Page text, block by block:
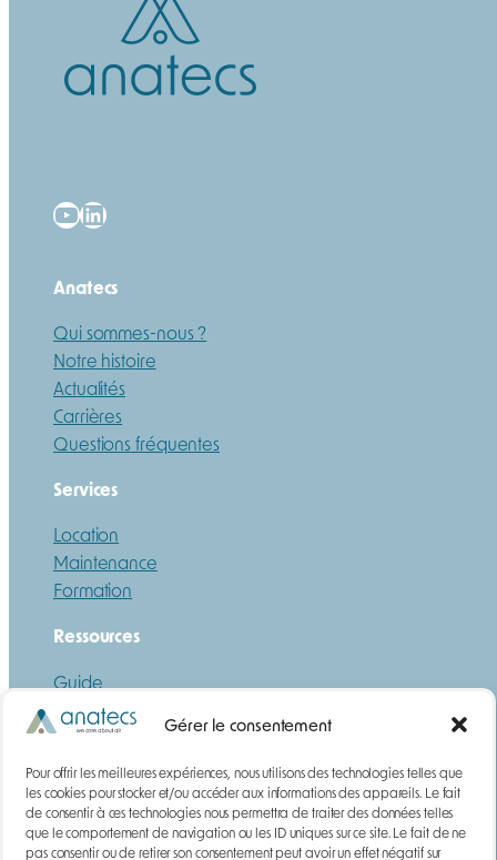
Gérer le consentement
Pour offrir les meilleures expériences, nous utilisons des technologies telles que
les cookies pour stocker et/ou accéder aux informations des appareils. Le fait
de consentir à ces technologies nous permettra de traiter des données telles
que le comportement de navigation ou les ID uniques sur ce site. Le fait de ne
pas consentir ou de retirer son consentement peut avoir un effet négatif sur
YouTube
LinkedIn
Anatecs
Qui sommes-nous ?
Notre histoire
Actualités
Carrières
Questions fréquentes
Services
Location
Maintenance
Formation
Ressources
Guide
Téléchargements
Gaz
Poussières
Contact